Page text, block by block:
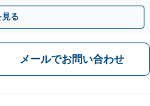
ご相談ください。
る
メールでお問い合わせ